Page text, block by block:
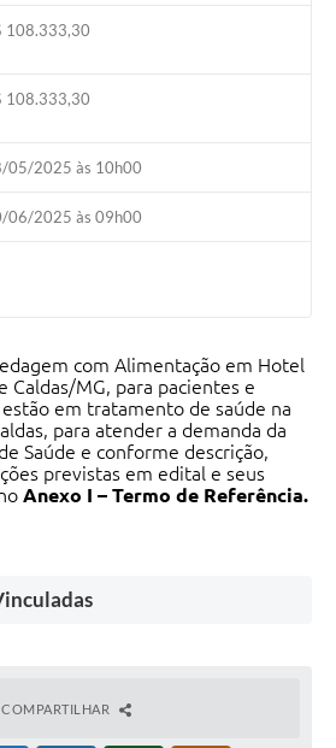
108.333,30
108.333,30
05/2025 às 10h00
06/2025 às 09h00
com Alimentação em Hotel
Caldas/MG, para pacientes e
em tratamento de saúde na
para atender a demanda da
Saúde e conforme descrição,
previstas em edital e seus
Anexo I – Termo de Referência.
COMPARTILHAR